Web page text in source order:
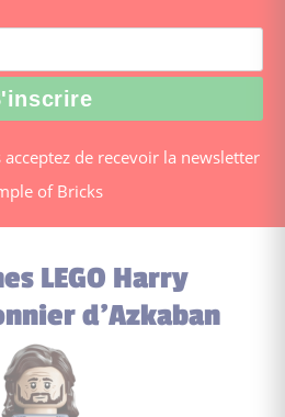
de recevoir la newsletter
of Bricks
LEGO Harry
d’Azkaban